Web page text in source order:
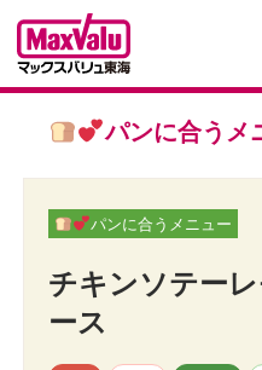
パンに合うメ
パンに合うメニュー
チキンソテー
ース